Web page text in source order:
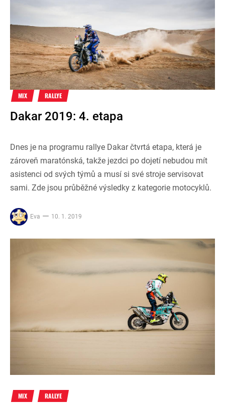
MIX RALLYE
Dakar 2019: 4. etapa
Dnes je na programu rallye Dakar čtvrtá etapa, která je
zároveň maratónská, takže jezdci po dojetí nebudou mít
asistenci od svých týmů a musí si své stroje servisovat
sami. Zde jsou průběžné výsledky z kategorie motocyklů.
Eva 10. 1. 2019
MIX RALLYE